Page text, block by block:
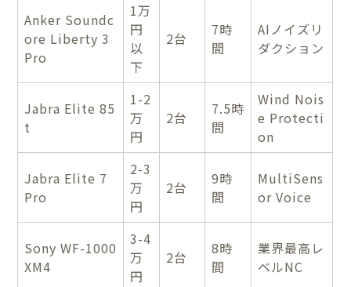
Anker Soundc
ore Liberty 3
Pro
1万
円
以
下
2台
7時
間
AIノイズリ
ダクション
Jabra Elite 85
t
1-2
万
円
2台
7.5時
間
Wind Nois
e Protecti
on
Jabra Elite 7
Pro
2-3
万
円
2台
9時
間
MultiSens
or Voice
Sony WF-1000
XM4
3-4
万
円
2台
8時
間
業界最高レ
ベルNC